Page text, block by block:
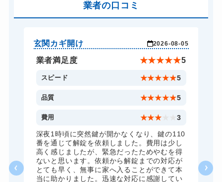
ドアノブカギ開け 10,780円～(税込)
ドアノブカギ交換 11,000円～(税込)
業者の口コミ
玄関カギ開け 2026-08-05
業者満足度 ★★★★★5
スピード ★★★★★5
品質 ★★★★★5
費用 ★★★ 3
深夜1時頃に突然鍵が開かなくなり、鍵の110
番を通じて解錠を依頼しました。費用は少し
高く感じましたが、緊急だったためやむを得
ないと思います。依頼から解錠までの対応が
とても早く、無事に家へ入ることができて本
当に助かりました。迅速な対応に感謝してい